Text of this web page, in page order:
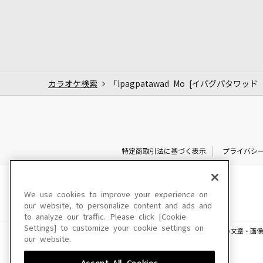
カラオケ検索 「Ipagpatawad Mo [イパグパタワッド
特定商取引法に基づく表示 プライバシ
このサイトに掲載されている一切の文章・画
We use cookies to improve your experience on
our website, to personalize content and ads and
to analyze our traffic. Please click [Cookie
Settings] to customize your cookie settings on
our website.